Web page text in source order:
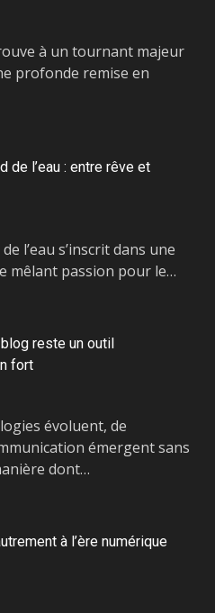
à un tournant majeur
profonde remise en
de l’eau : entre rêve et
l’eau s’inscrit dans une
mêlant passion pour le…
reste un outil
fort
évoluent, de
émergent sans
dont…
à l’ère numérique